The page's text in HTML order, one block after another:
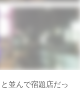
並んで宿題店だっ